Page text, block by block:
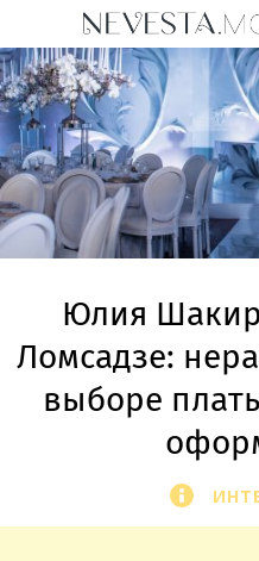
Юлия
Ломсадзе:
выборе